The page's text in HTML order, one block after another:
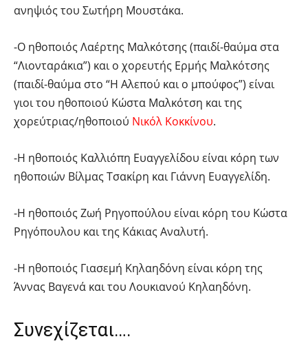
ανηψιός του Σωτήρη Μουστάκα.
-Ο ηθοποιός Λαέρτης Μαλκότσης (παιδί-θαύμα στα
“Λιονταράκια”) και ο χορευτής Ερμής Μαλκότσης
(παιδί-θαύμα στο “Η Αλεπού και ο μπούφος”) είναι
γιοι του ηθοποιού Κώστα Μαλκότση και της
χορεύτριας/ηθοποιού Νικόλ Κοκκίνου.
-Η ηθοποιός Καλλιόπη Ευαγγελίδου είναι κόρη των
ηθοποιών Βίλμας Τσακίρη και Γιάννη Ευαγγελίδη.
-Η ηθοποιός Ζωή Ρηγοπούλου είναι κόρη του Κώστα
Ρηγόπουλου και της Κάκιας Αναλυτή.
-Η ηθοποιός Γιασεμή Κηλαηδόνη είναι κόρη της
Άννας Βαγενά και του Λουκιανού Κηλαηδόνη.
Συνεχίζεται….